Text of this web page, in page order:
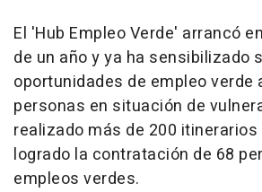
El 'Hub Empleo Verde' arrancó
de un año y ya ha sensibilizado
oportunidades de empleo verde
personas en situación de
realizado más de 200 itinerarios
logrado la contratación de 68
empleos verdes.